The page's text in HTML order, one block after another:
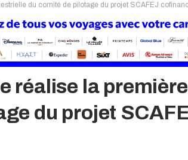
Région
du comité de pilotage du projet SCAFEJ
réalise la
du projet